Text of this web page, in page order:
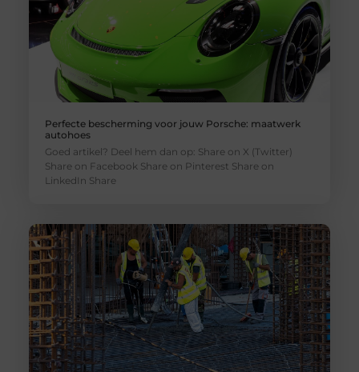
Perfecte bescherming voor jouw Porsche: maatwerk
autohoes
Goed artikel? Deel hem dan op: Share on X (Twitter)
Share on Facebook Share on Pinterest Share on
LinkedIn Share